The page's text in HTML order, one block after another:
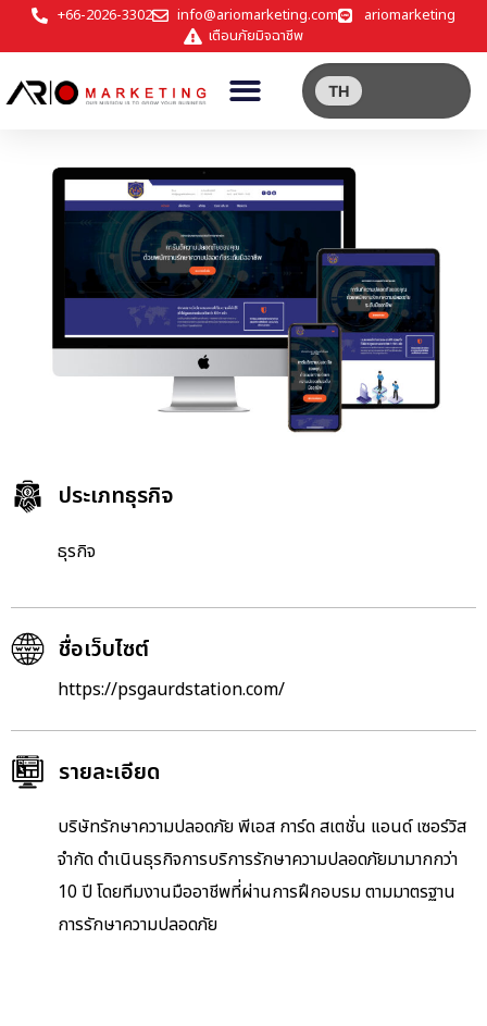
+66-2026-3302 info@ariomarketing.com
ariomarketing
เตือนภัยมิจฉาชีพ
TH
ประเภทธุรกิจ
ธุรกิจ
ชื่อเว็บไซต์
https://psgaurdstation.com/
รายละเอียด
บริษัทรักษาความปลอดภัย พีเอส การ์ด สเตชั่น แอนด์ เซอร์วิส
จำกัด ดำเนินธุรกิจการบริการรักษาความปลอดภัยมามากกว่า
10 ปี โดยทีมงานมืออาชีพที่ผ่านการฝึกอบรม ตามมาตรฐาน
การรักษาความปลอดภัย